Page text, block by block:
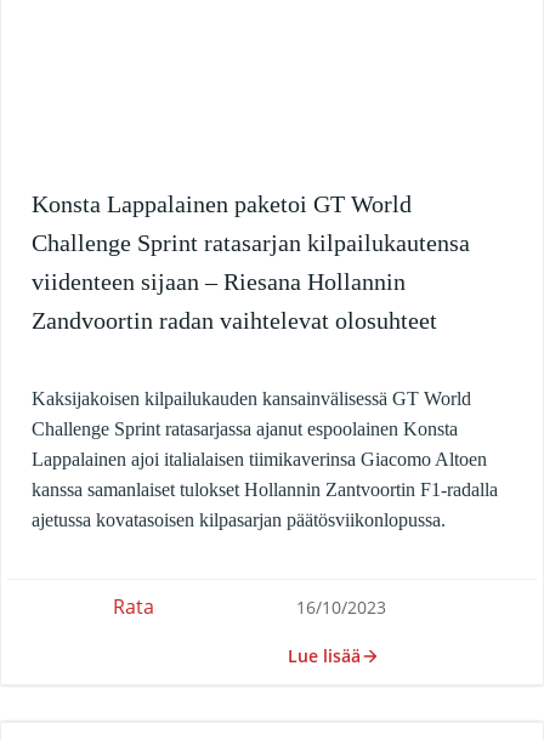
Konsta Lappalainen paketoi GT World
Challenge Sprint ratasarjan kilpailukautensa
viidenteen sijaan – Riesana Hollannin
Zandvoortin radan vaihtelevat olosuhteet
Kaksijakoisen kilpailukauden kansainvälisessä GT World
Challenge Sprint ratasarjassa ajanut espoolainen Konsta
Lappalainen ajoi italialaisen tiimikaverinsa Giacomo Altoen
kanssa samanlaiset tulokset Hollannin Zantvoortin F1-radalla
ajetussa kovatasoisen kilpasarjan päätösviikonlopussa.
Rata 16/10/2023
Lue lisää